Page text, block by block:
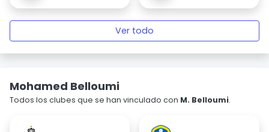
Ver todo
Mohamed Belloumi
Todos los clubes que se han vinculado con M. Belloumi.